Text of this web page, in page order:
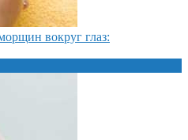
вокруг глаз: